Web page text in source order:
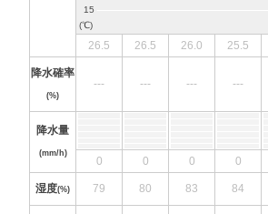
26.5 26.5 26.0 25.5
降水確率
(%)
--- --- --- ---
降水量
(mm/h)
0 0 0 0
湿度(%) 79 80 83 84